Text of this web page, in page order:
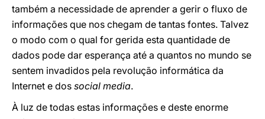
também a necessidade de aprender a gerir o fluxo de
informações que nos chegam de tantas fontes. Talvez
o modo com o qual for gerida esta quantidade de
dados pode dar esperança até a quantos no mundo se
sentem invadidos pela revolução informática da
Internet e dos social media.
À luz de todas estas informações e deste enorme